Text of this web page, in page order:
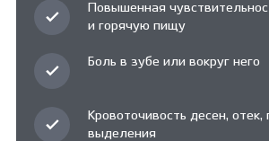
Повышенная
и горячую пищу
Боль в зубе или вокруг него
Кровоточивость десен, отек,
выделения